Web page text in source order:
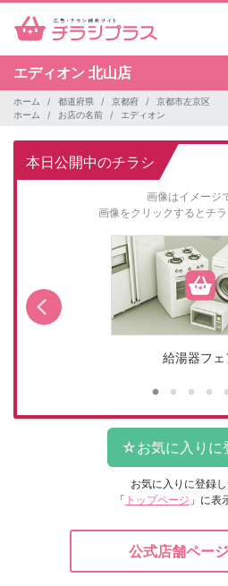
エディオン 北山店
ホーム 都道府県 京都府
京都市左京区
ホーム
お店の名前 エディオン
本日公開中のチラシ
画像はイメージ
画像をクリックするとチラ
給湯器フェ
お気に入りに登録
「 トップページ 」に表
公式店舗ペー